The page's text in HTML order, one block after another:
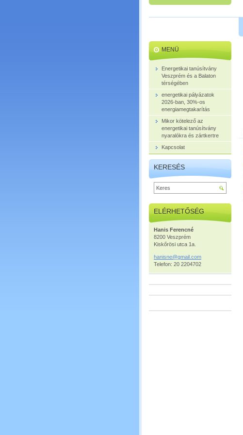
MENÜ
Energetikai tanúsítvány
Veszprém és a Balaton
térségében
energetikai pályázatok
2026-ban, 30%-os
energiamegtakarítás
Mikor kötelező az
energetikai tanúsítvány
nyaralókra és zártkertre
Kapcsolat
KERESÉS
ELÉRHETŐSÉG
Hanis Ferencné
8200 Veszprém
Kiskőrösi utca 1a.
hanisne@gmail.com
Telefon: 20 2204702